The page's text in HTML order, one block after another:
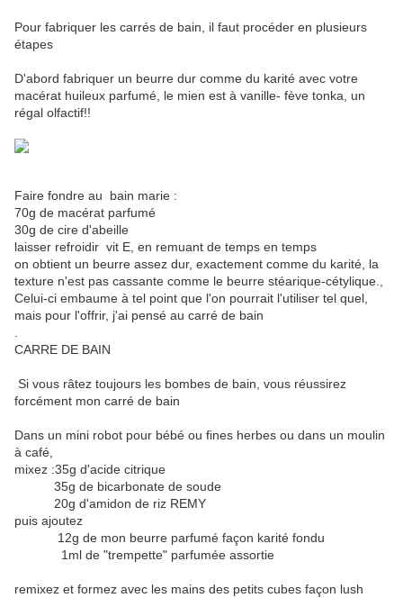
Pour fabriquer les carrés de bain, il faut procéder en plusieurs
étapes
D'abord fabriquer un beurre dur comme du karité avec votre
macérat huileux parfumé, le mien est à vanille- fève tonka, un
régal olfactif!!
Faire fondre au bain marie :
70g de macérat parfumé
30g de cire d'abeille
laisser refroidir vit E, en remuant de temps en temps
on obtient un beurre assez dur, exactement comme du karité, la
texture n'est pas cassante comme le beurre stéarique-cétylique.,
Celui-ci embaume à tel point que l'on pourrait l'utiliser tel quel,
mais pour l'offrir, j'ai pensé au carré de bain
CARRE DE BAIN
Si vous râtez toujours les bombes de bain, vous réussirez
forcément mon carré de bain
Dans un mini robot pour bébé ou fines herbes ou dans un moulin
à café,
mixez :35g d'acide citrique
35g de bicarbonate de soude
20g d'amidon de riz REMY
puis ajoutez
12g de mon beurre parfumé façon karité fondu
1ml de "trempette" parfumée assortie
remixez et formez avec les mains des petits cubes façon lush